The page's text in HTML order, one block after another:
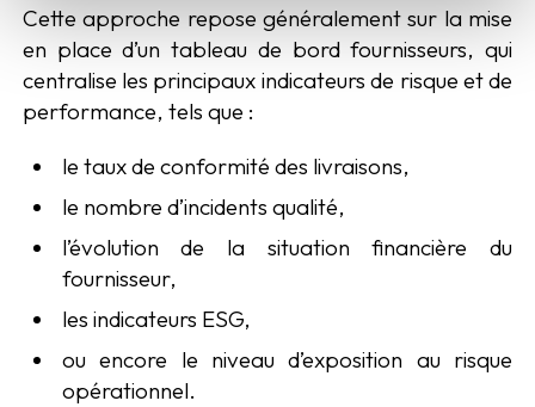
Cette approche repose généralement sur la mise
en place d’un tableau de bord fournisseurs, qui
centralise les principaux indicateurs de risque et de
performance, tels que :
le taux de conformité des livraisons,
le nombre d’incidents qualité,
l’évolution de la situation financière du
fournisseur,
les indicateurs ESG,
ou encore le niveau d’exposition au risque
opérationnel.